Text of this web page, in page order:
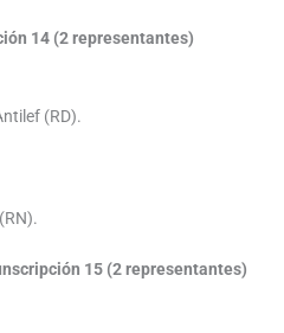
14 (2 representantes)
(RD).
15 (2 representantes)